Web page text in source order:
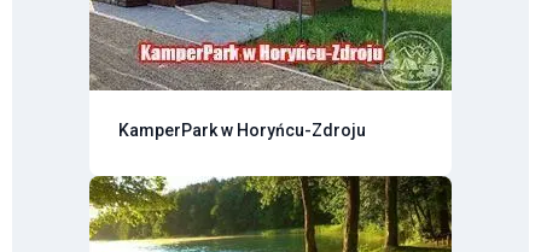
KamperPark w Horyńcu-Zdroju